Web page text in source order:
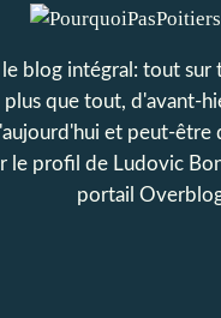
le blog intégral: tout
plus que tout, d'avant-
et peut-être
le profil de Ludovic
portail